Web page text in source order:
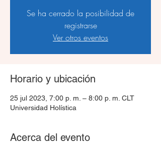
Se ha cerrado la posibilidad de
registrarse
Ver otros eventos
Horario y ubicación
25 jul 2023, 7:00 p. m. – 8:00 p. m. CLT
Universidad Holística
Acerca del evento